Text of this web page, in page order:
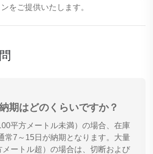
をご提供いたします。
期はどのくらいですか？
平方メートル未満）の場合、在庫
常7～15日が納期となります。大量
ートル超）の場合は、切断および